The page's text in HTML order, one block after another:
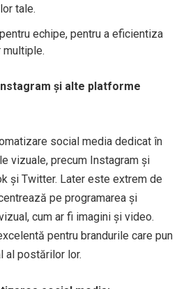
tale.
echipe, pentru a eficientiza
multiple.
și alte platforme
social media dedicat în
vizuale, precum Instagram și
și Twitter. Later este extrem de
pe programarea și
cum ar fi imagini și video.
pentru brandurile care pun
al postărilor lor.